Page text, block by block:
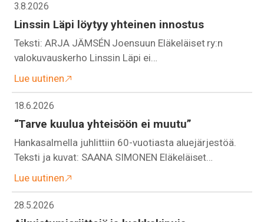
3.8.2026
Linssin Läpi löytyy yhteinen innostus
Teksti: ARJA JÄMSÉN Joensuun Eläkeläiset ry:n
valokuvauskerho Linssin Läpi ei…
Lue uutinen
18.6.2026
“Tarve kuulua yhteisöön ei muutu”
Hankasalmella juhlittiin 60-vuotiasta aluejärjestöä.
Teksti ja kuvat: SAANA SIMONEN Eläkeläiset…
Lue uutinen
28.5.2026